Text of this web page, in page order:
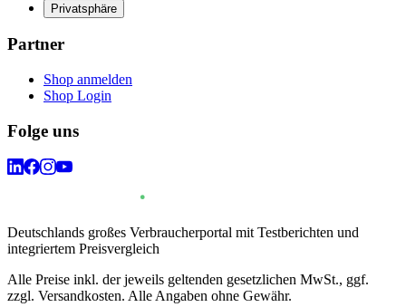
Privatsphäre
Partner
Shop anmelden
Shop Login
Folge uns
Deutschlands großes Verbraucherportal mit Testberichten und
integriertem Preisvergleich
Alle Preise inkl. der jeweils geltenden gesetzlichen MwSt., ggf.
zzgl. Versandkosten. Alle Angaben ohne Gewähr.